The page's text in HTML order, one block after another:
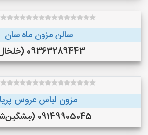
سالن مزون ماه سان
09363289443 (خلخال )
مزون لباس عروس پریا
09149905045 (مِشگین‌شهر )